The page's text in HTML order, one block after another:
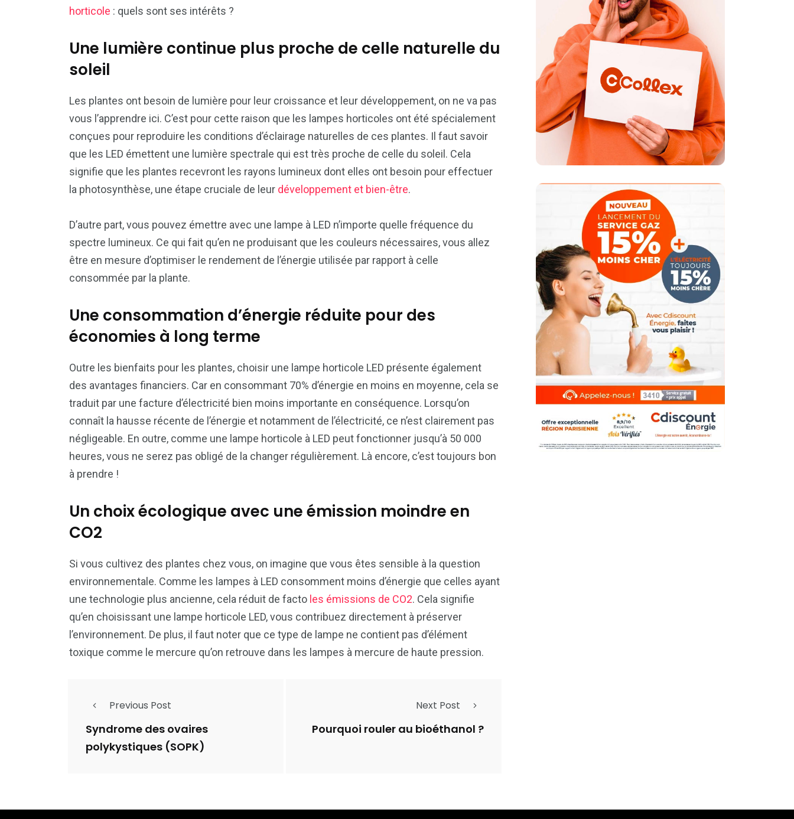
horticole : quels sont ses intérêts ?
Une lumière continue plus proche de celle naturelle du
soleil
Les plantes ont besoin de lumière pour leur croissance et leur développement, on ne va pas
vous l’apprendre ici. C’est pour cette raison que les lampes horticoles ont été spécialement
conçues pour reproduire les conditions d’éclairage naturelles de ces plantes. Il faut savoir
que les LED émettent une lumière spectrale qui est très proche de celle du soleil. Cela
signifie que les plantes recevront les rayons lumineux dont elles ont besoin pour effectuer
la photosynthèse, une étape cruciale de leur développement et bien-être.
D’autre part, vous pouvez émettre avec une lampe à LED n’importe quelle fréquence du
spectre lumineux. Ce qui fait qu’en ne produisant que les couleurs nécessaires, vous allez
être en mesure d’optimiser le rendement de l’énergie utilisée par rapport à celle
consommée par la plante.
Une consommation d’énergie réduite pour des
économies à long terme
Outre les bienfaits pour les plantes, choisir une lampe horticole LED présente également
des avantages financiers. Car en consommant 70% d’énergie en moins en moyenne, cela se
traduit par une facture d’électricité bien moins importante en conséquence. Lorsqu’on
connaît la hausse récente de l’énergie et notamment de l’électricité, ce n’est clairement pas
négligeable. En outre, comme une lampe horticole à LED peut fonctionner jusqu’à 50 000
heures, vous ne serez pas obligé de la changer régulièrement. Là encore, c’est toujours bon
à prendre !
Un choix écologique avec une émission moindre en
CO2
Si vous cultivez des plantes chez vous, on imagine que vous êtes sensible à la question
environnementale. Comme les lampes à LED consomment moins d’énergie que celles ayant
une technologie plus ancienne, cela réduit de facto les émissions de CO2. Cela signifie
qu’en choisissant une lampe horticole LED, vous contribuez directement à préserver
l’environnement. De plus, il faut noter que ce type de lampe ne contient pas d’élément
toxique comme le mercure qu’on retrouve dans les lampes à mercure de haute pression.
Previous Post
Syndrome des ovaires
polykystiques (SOPK)
Next Post
Pourquoi rouler au bioéthanol ?